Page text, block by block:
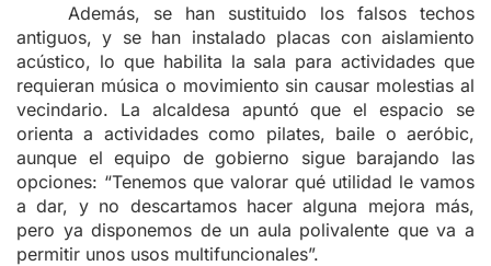
Además, se han sustituido los falsos techos
antiguos, y se han instalado placas con aislamiento
acústico, lo que habilita la sala para actividades que
requieran música o movimiento sin causar molestias al
vecindario. La alcaldesa apuntó que el espacio se
orienta a actividades como pilates, baile o aeróbic,
aunque el equipo de gobierno sigue barajando las
opciones: “Tenemos que valorar qué utilidad le vamos
a dar, y no descartamos hacer alguna mejora más,
pero ya disponemos de un aula polivalente que va a
permitir unos usos multifuncionales”.